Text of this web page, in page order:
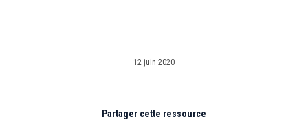
12 juin 2020
Partager cette ressource